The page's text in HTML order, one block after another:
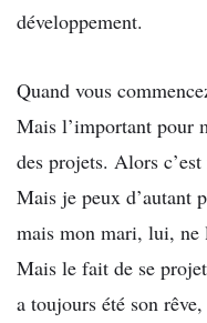
développement.
Quand vous
Mais l’important pour
des projets. Alors
Mais je peux d’autant
mais mon mari, lui, ne
Mais le fait de se
a toujours été son